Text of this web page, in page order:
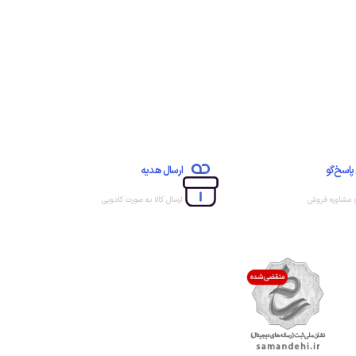
پاسخ‌گو
مشاوره فروش
ارسال هدیه
ارسال کالا به صورت کادویی